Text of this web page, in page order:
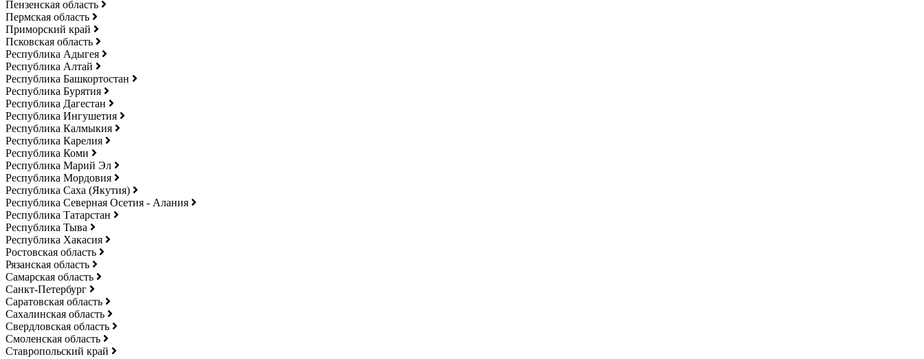
Пензенская область
Пермская область
Приморский край
Псковская область
Республика Адыгея
Республика Алтай
Республика Башкортостан
Республика Бурятия
Республика Дагестан
Республика Ингушетия
Республика Калмыкия
Республика Карелия
Республика Коми
Республика Марий Эл
Республика Мордовия
Республика Саха (Якутия)
Республика Северная Осетия - Алания
Республика Татарстан
Республика Тыва
Республика Хакасия
Ростовская область
Рязанская область
Самарская область
Санкт-Петербург
Саратовская область
Сахалинская область
Свердловская область
Смоленская область
Ставропольский край